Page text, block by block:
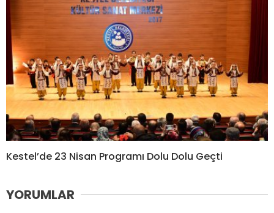
Kestel’de 23 Nisan Programı Dolu Dolu Geçti
YORUMLAR